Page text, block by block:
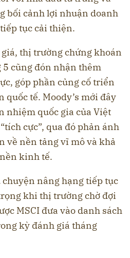
bối cảnh lợi nhuận doanh
tục cải thiện.
thị trường chứng khoán
cũng đón nhận thêm
góp phần củng cố triển
quốc tế. Moody’s mới đây
nhiệm quốc gia của Việt
cực”, qua đó phản ánh
về nền tảng vĩ mô và khả
kinh tế.
chuyện nâng hạng tiếp tục
khi thị trường chờ đợi
MSCI đưa vào danh sách
kỳ đánh giá tháng